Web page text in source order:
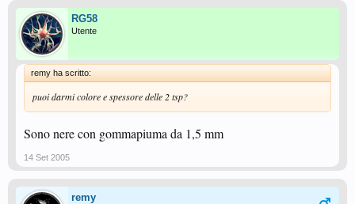
RG58
Utente
remy ha scritto:
puoi darmi colore e spessore delle 2 tsp?
Sono nere con gommapiuma da 1,5 mm
14 Set 2005
remy